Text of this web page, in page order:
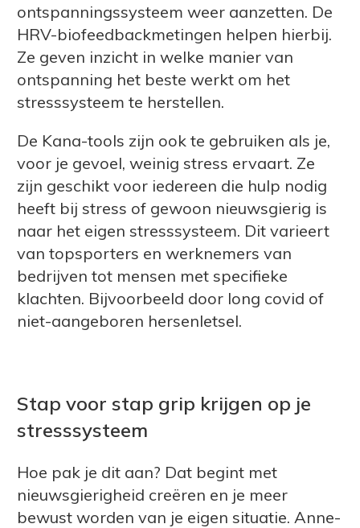
ontspanningssysteem weer aanzetten. De
HRV-biofeedbackmetingen helpen hierbij.
Ze geven inzicht in welke manier van
ontspanning het beste werkt om het
stresssysteem te herstellen.
De Kana-tools zijn ook te gebruiken als je,
voor je gevoel, weinig stress ervaart. Ze
zijn geschikt voor iedereen die hulp nodig
heeft bij stress of gewoon nieuwsgierig is
naar het eigen stresssysteem. Dit varieert
van topsporters en werknemers van
bedrijven tot mensen met specifieke
klachten. Bijvoorbeeld door long covid of
niet-aangeboren hersenletsel.
Stap voor stap grip krijgen op je
stresssysteem
Hoe pak je dit aan? Dat begint met
nieuwsgierigheid creëren en je meer
bewust worden van je eigen situatie. Anne-